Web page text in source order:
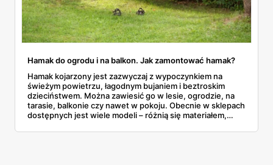
Hamak do ogrodu i na balkon. Jak zamontować hamak?
Hamak kojarzony jest zazwyczaj z wypoczynkiem na
świeżym powietrzu, łagodnym bujaniem i beztroskim
dzieciństwem. Można zawiesić go w lesie, ogrodzie, na
tarasie, balkonie czy nawet w pokoju. Obecnie w sklepach
dostępnych jest wiele modeli – różnią się materiałem,
dopasować najlepszy hamak, warto zwrócić uwagę na